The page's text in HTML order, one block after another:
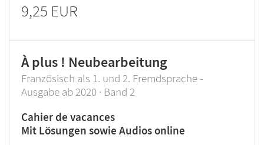
9,25 EUR
À plus ! Neubearbeitung
Französisch als 1. und 2. Fremdsprache -
Ausgabe ab 2020 · Band 2
Cahier de vacances
Mit Lösungen sowie Audios online